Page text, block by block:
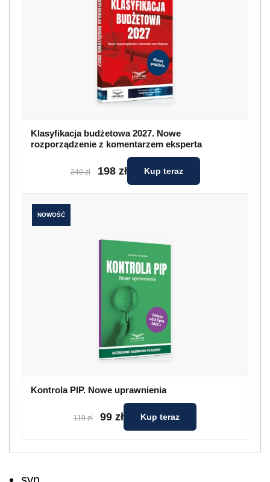
Klasyfikacja budżetowa 2027. Nowe
rozporządzenie z komentarzem eksperta
249 zł 198 zł Kup teraz
NOWOŚĆ
Kontrola PIP. Nowe uprawnienia
119 zł 99 zł Kup teraz